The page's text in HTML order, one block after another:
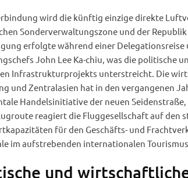
wird die künftig einzige direkte
Sonderverwaltungszone und der
erfolgte während einer
John Lee Ka-chiu, was die politische
Infrastrukturprojekts unterstreicht. Die
und Zentralasien hat in den vergangenen
Handelsinitiative der neuen
reagiert die Fluggesellschaft auf den
für den Geschäfts- und
im aufstrebenden internationalen
und